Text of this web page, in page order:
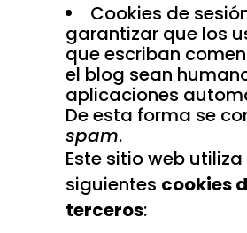
Cookies de
garantizar que los
que escriban
el blog sean
aplicaciones
De esta forma se
spam.
Este sitio web
siguientes cookies
terceros: